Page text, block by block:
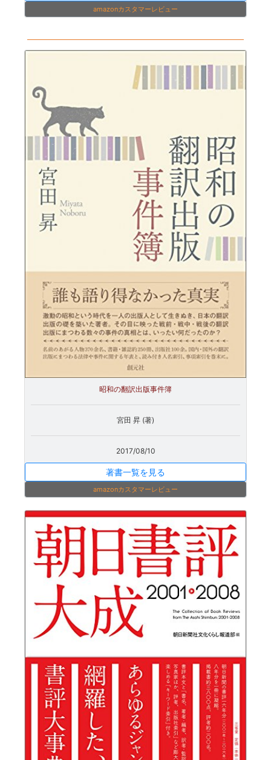
amazonカスタマーレビュー
昭和の翻訳出版事件簿
宮田 昇 (著)
2017/08/10
著書一覧を見る
amazonカスタマーレビュー